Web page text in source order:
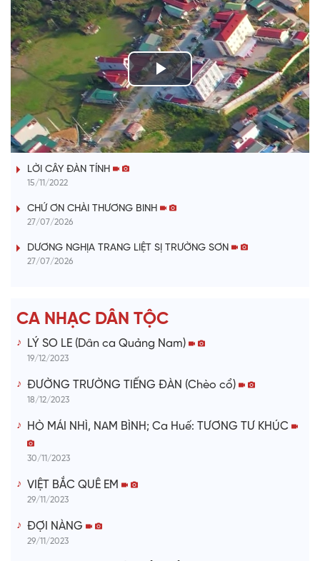
P
l
a
V
i
e
o
TIẾNG TÍNH QUÊ HƯƠNG
LỜI CÂY ĐÀN TÍNH
15/11/2022
CHỨ ƠN CHÀI THƯƠNG BINH
27/07/2026
DƯƠNG NGHỊA TRANG LIỆT SỊ TRƯỜNG SƠN
27/07/2026
CA NHẠC DÂN TỘC
LÝ SO LE (Dân ca Quảng Nam)
19/12/2023
ĐƯỜNG TRƯỜNG TIẾNG ĐÀN (Chèo cổ)
18/12/2023
HÒ MÁI NHÌ, NAM BÌNH; Ca Huế: TƯƠNG TƯ KHÚC
30/11/2023
VIỆT BẮC QUÊ EM
29/11/2023
ĐỢI NÀNG
29/11/2023